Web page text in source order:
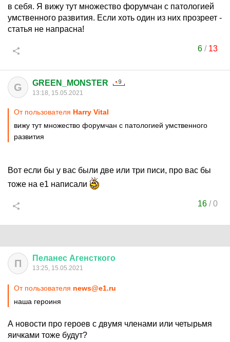
в себя. Я вижу тут множество форумчан с патологией
умственного развития. Если хоть один из них прозреет -
статья не напрасна!
6 / 13
G GREEN_MONSTER
13:18, 15.05.2021
От пользователя Harry Vital
вижу тут множество форумчан с патологией умственного
развития
Вот если бы у вас были две или три писи, про вас бы
тоже на е1 написали
16 /0
П Пеланес Агенсткого
13:25, 15.05.2021
От пользователя news@e1.ru
наша героиня
А новости про героев с двумя членами или четырьмя
яичками тоже будут?